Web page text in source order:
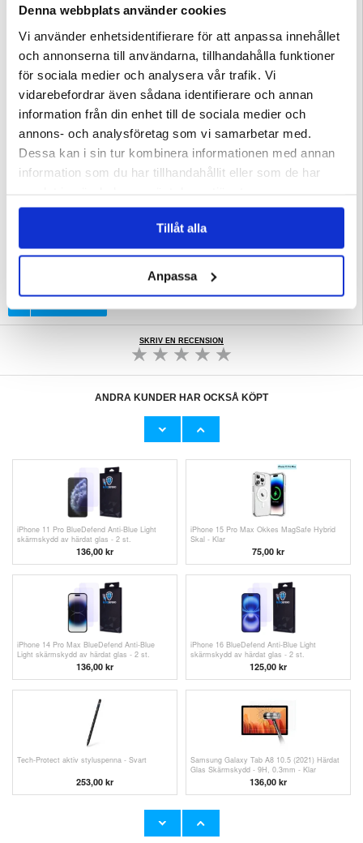
Denna webbplats använder cookies
Vi använder enhetsidentifierare för att anpassa innehållet
och annonserna till användarna, tillhandahålla funktioner
för sociala medier och analysera vår trafik. Vi
vidarebefordrar även sådana identifierare och annan
information från din enhet till de sociala medier och
annons- och analysföretag som vi samarbetar med.
Dessa kan i sin tur kombinera informationen med annan
information som du har tillhandahållit eller som de har
Tillåt alla
Anpassa
EAN: 5714122500007
skärmskydd och härdat glas,iPhone 15 Pro Max skärmskydd och härdat glas
SKRIV EN RECENSION
ANDRA KUNDER HAR OCKSÅ KÖPT
iPhone 15 Pro/15 Pro Max Hofi Cam Pro+
iPhone 15 Pro Max Saii Premium MagSafe
iPhone 11 Pro BlueDefend Anti-Blue Light
skärmskydd av härdat glas - 2 st.
136,00 kr
iPhone 15 Pro Max Okkes MagSafe Hybrid
Skal - Klar
75,00 kr
iPhone 14 Pro Max BlueDefend Anti-Blue
Light skärmskydd av härdat glas - 2 st.
136,00 kr
iPhone 16 BlueDefend Anti-Blue Light
skärmskydd av härdat glas - 2 st.
125,00 kr
Tech-Protect aktiv styluspenna - Svart
253,00 kr
Samsung Galaxy Tab A8 10.5 (2021) Härdat
Glas Skärmskydd - 9H, 0.3mm - Klar
136,00 kr